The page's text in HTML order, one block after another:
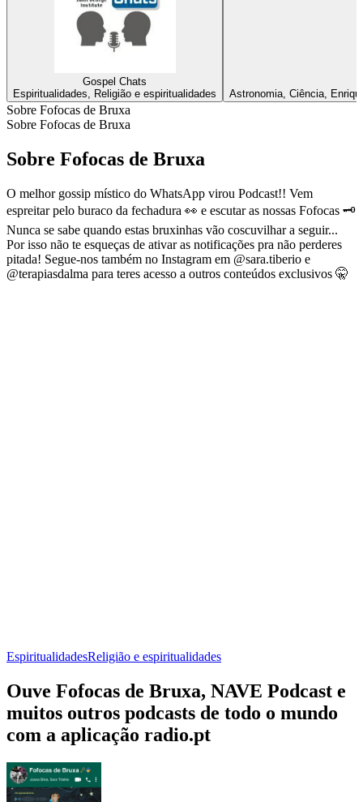
Gospel Chats
Espiritualidades, Religião e espiritualidades
Astronomia, Ciência,
Sobre Fofocas de Bruxa
Sobre Fofocas de Bruxa
Sobre Fofocas de Bruxa
O melhor gossip místico do WhatsApp virou Podcast!! Vem
espreitar pelo buraco da fechadura 👀 e escutar as nossas Fofocas 🗝️
Nunca se sabe quando estas bruxinhas vão coscuvilhar a seguir...
Por isso não te esqueças de ativar as notificações pra não perderes
pitada! Segue-nos também no Instagram em @sara.tiberio e
@terapiasdalma para teres acesso a outros conteúdos exclusivos 🤫
EspiritualidadesReligião e espiritualidades
Ouve Fofocas de Bruxa, NAVE Podcast e
muitos outros podcasts de todo o mundo
com a aplicação radio.pt